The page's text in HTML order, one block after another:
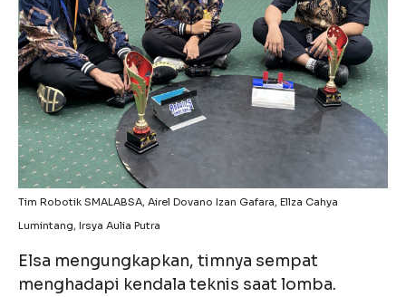
Tim Robotik SMALABSA, Airel Dovano Izan Gafara, Ellza Cahya
Lumintang, Irsya Aulia Putra
Elsa mengungkapkan, timnya sempat
menghadapi kendala teknis saat lomba.